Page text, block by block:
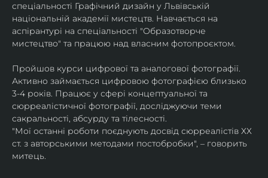
спеціальності Графічний дизайн у Львівській
національній академії мистецтв. Навчається на
аспірантурі на спеціальності "Образотворче
мистецтво" та працюю над власним фотопроєктом.
Пройшов курси цифрової та аналогової фотографії.
Активно займається цифровою фотографією близько
3-4 років. Працює у сфері концептуальної та
сюрреалістичної фотографії, досліджуючи теми
сакральності, абсурду та тілесності.
"Мої останні роботи поєднують досвід сюрреалістів ХХ
ст. з авторськими методами постобробки", – говорить
митець.